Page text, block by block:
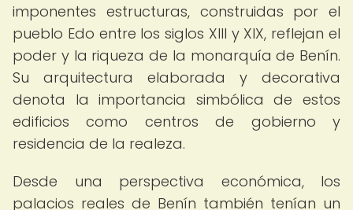
imponentes estructuras, construidas por el
pueblo Edo entre los siglos XIII y XIX, reflejan el
poder y la riqueza de la monarquía de Benín.
Su arquitectura elaborada y decorativa
denota la importancia simbólica de estos
edificios como centros de gobierno y
residencia de la realeza.
Desde una perspectiva económica, los
palacios reales de Benín también tenían un